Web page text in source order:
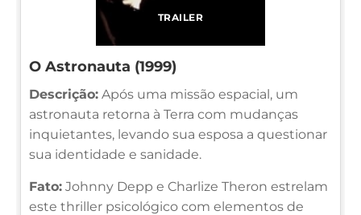
TRAILER
O Astronauta (1999)
Descrição: Após uma missão espacial, um
astronauta retorna à Terra com mudanças
inquietantes, levando sua esposa a questionar
sua identidade e sanidade.
Fato: Johnny Depp e Charlize Theron estrelam
este thriller psicológico com elementos de